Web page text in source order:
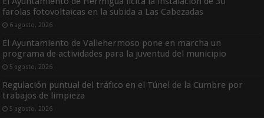
farolas fotovoltaicas en la subida a Las Cabezadas
6 agosto, 2026
El Ayuntamiento de Vallehermoso pone en marcha un
programa de actividades para la juventud del municipio
5 agosto, 2026
Regulación puntual del tráfico en el Túnel de la Cumbre por
trabajos de limpieza
5 agosto, 2026